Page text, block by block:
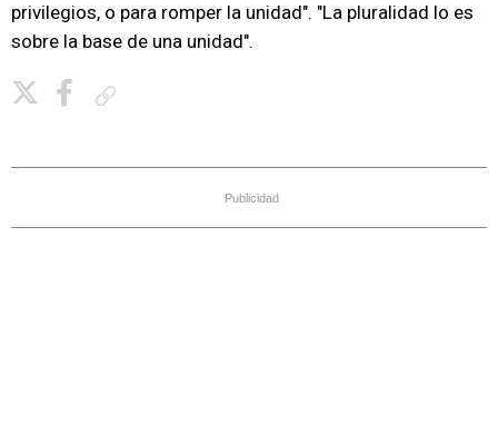
privilegios, o para romper la unidad". "La pluralidad lo es
sobre la base de una unidad".
Publicidad